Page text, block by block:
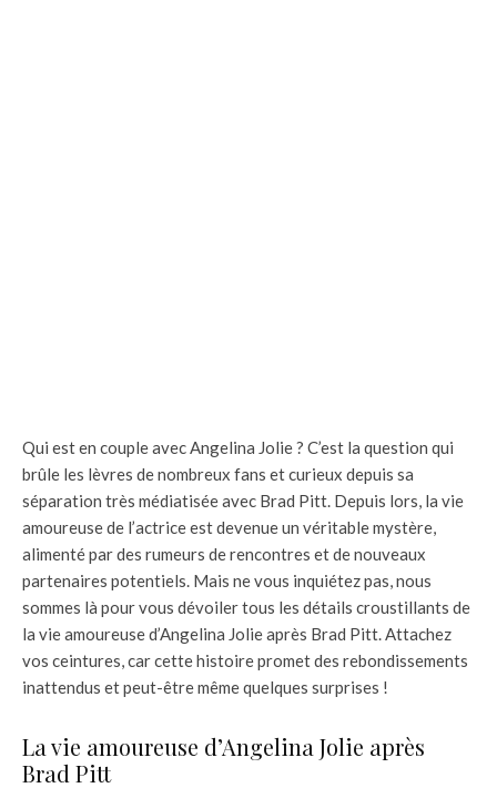
Qui est en couple avec Angelina Jolie ? C’est la question qui
brûle les lèvres de nombreux fans et curieux depuis sa
séparation très médiatisée avec Brad Pitt. Depuis lors, la vie
amoureuse de l’actrice est devenue un véritable mystère,
alimenté par des rumeurs de rencontres et de nouveaux
partenaires potentiels. Mais ne vous inquiétez pas, nous
sommes là pour vous dévoiler tous les détails croustillants de
la vie amoureuse d’Angelina Jolie après Brad Pitt. Attachez
vos ceintures, car cette histoire promet des rebondissements
inattendus et peut-être même quelques surprises !
La vie amoureuse d’Angelina Jolie après
Brad Pitt